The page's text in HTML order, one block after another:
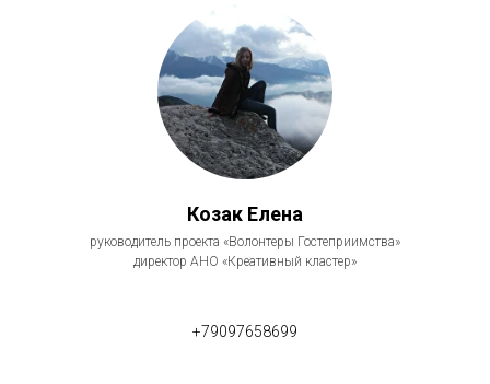
Козак Елена
руководитель проекта «Волонтеры Гостеприимства»
директор АНО «Креативный кластер»
+79097658699